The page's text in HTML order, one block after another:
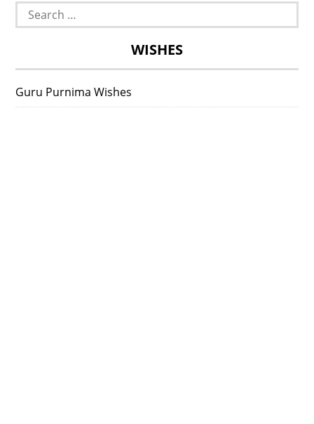
Search
for:
WISHES
Guru Purnima Wishes